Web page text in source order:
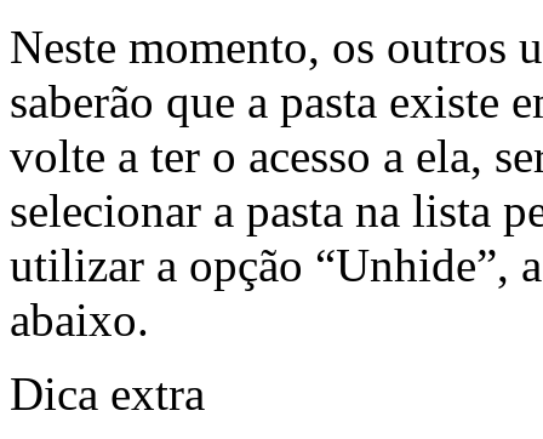
Neste momento, os outros
saberão que a pasta existe
volte a ter o acesso a ela,
selecionar a pasta na lista
utilizar a opção “Unhide”,
abaixo.
Dica extra